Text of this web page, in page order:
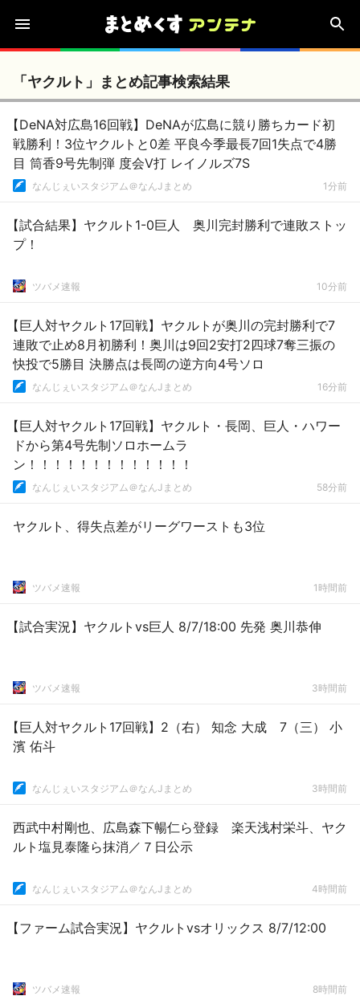
「ヤクルト」まとめ記事検索結果
【DeNA対広島16回戦】DeNAが広島に競り勝ちカード初
戦勝利！3位ヤクルトと0差 平良今季最長7回1失点で4勝
目 筒香9号先制弾 度会V打 レイノルズ7S
なんじぇいスタジアム＠なんJまとめ 1分前
【試合結果】ヤクルト1-0巨人 奥川完封勝利で連敗ストッ
プ！
ツバメ速報 10分前
【巨人対ヤクルト17回戦】ヤクルトが奥川の完封勝利で7
連敗で止め8月初勝利！奥川は9回2安打2四球7奪三振の
快投で5勝目 決勝点は長岡の逆方向4号ソロ
なんじぇいスタジアム＠なんJまとめ 16分前
【巨人対ヤクルト17回戦】ヤクルト・長岡、巨人・ハワー
ドから第4号先制ソロホームラ
ン！！！！！！！！！！！！！
なんじぇいスタジアム＠なんJまとめ 58分前
ヤクルト、得失点差がリーグワーストも3位
ツバメ速報 1時間前
【試合実況】ヤクルトvs巨人 8/7/18:00 先発 奥川恭伸
ツバメ速報 3時間前
【巨人対ヤクルト17回戦】2（右） 知念 大成 7（三） 小
濱 佑斗
なんじぇいスタジアム＠なんJまとめ 3時間前
西武中村剛也、広島森下暢仁ら登録 楽天浅村栄斗、ヤク
ルト塩見泰隆ら抹消／７日公示
なんじぇいスタジアム＠なんJまとめ 4時間前
【ファーム試合実況】ヤクルトvsオリックス 8/7/12:00
ツバメ速報 8時間前